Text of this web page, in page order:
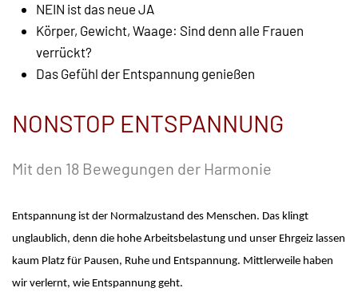
NEIN ist das neue JA
Körper, Gewicht, Waage: Sind denn alle Frauen
verrückt?
Das Gefühl der Entspannung genießen
NONSTOP ENTSPANNUNG
Mit den 18 Bewegungen der Harmonie
Entspannung ist der Normalzustand des Menschen. Das klingt
unglaublich, denn die hohe Arbeitsbelastung und unser Ehrgeiz lassen
kaum Platz für Pausen, Ruhe und Entspannung. Mittlerweile haben
wir verlernt, wie Entspannung geht.